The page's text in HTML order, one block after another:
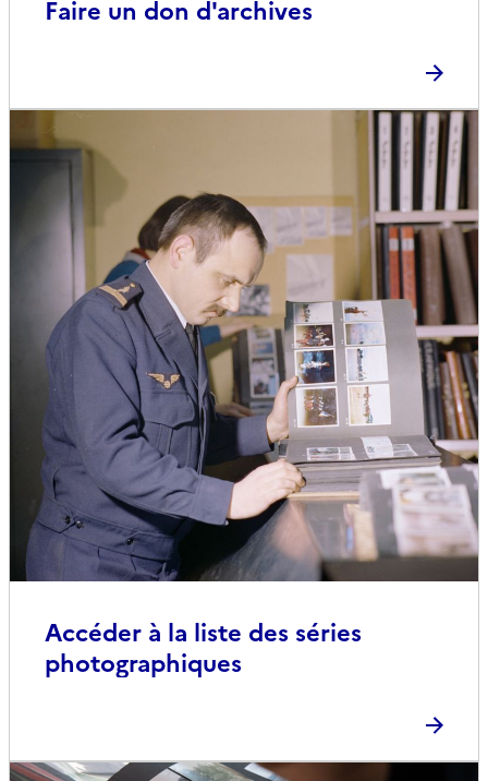
Faire un don d'archives
Accéder à la liste des séries
photographiques